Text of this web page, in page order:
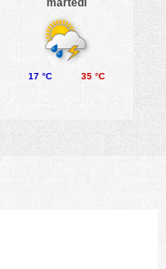
martedì
17 °C 35 °C